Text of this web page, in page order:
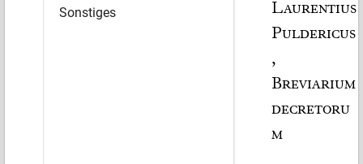
Sonstiges
Laurentius
Puldericus
,
Breviarium
decretoru
m